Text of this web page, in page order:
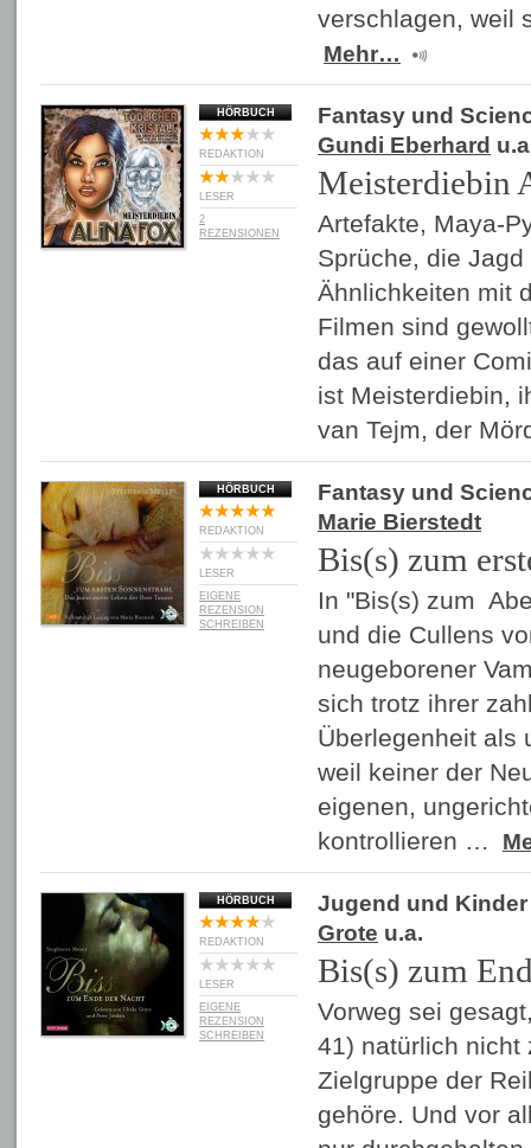
verschlagen, weil
Mehr…
HÖRBUCH
REDAKTION
LESER
2
REZENSIONEN
Fantasy und
Gundi Eberhard
Meisterdiebin
Artefakte, Maya-
Sprüche, die
Ähnlichkeiten mit
Filmen sind
das auf einer
ist Meisterdiebin,
van Tejm, der
HÖRBUCH
REDAKTION
LESER
EIGENE
REZENSION
SCHREIBEN
Fantasy und
Marie Bierstedt
Bis(s) zum
In "Bis(s) zum
und die Cullens
neugeborener
sich trotz ihrer
Überlegenheit als
weil keiner der
eigenen,
kontrollieren …
HÖRBUCH
REDAKTION
LESER
EIGENE
REZENSION
SCHREIBEN
Jugend und Kinder
Grote u.a.
Bis(s) zum
Vorweg sei
41) natürlich nicht
Zielgruppe der
gehöre. Und vor